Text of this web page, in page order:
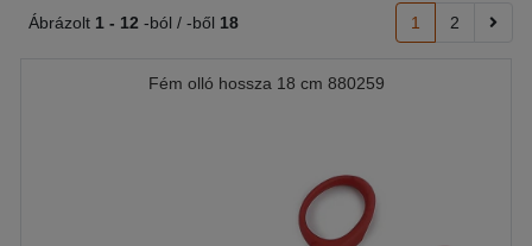
Ábrázolt 1 - 12 -ból / -ből 18 1 2
Fém olló hossza 18 cm 880259